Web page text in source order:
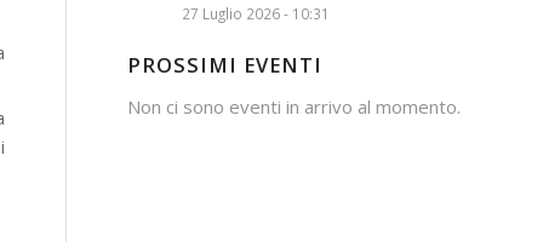
27 Luglio 2026 - 10:31
PROSSIMI EVENTI
Non ci sono eventi in arrivo al momento.